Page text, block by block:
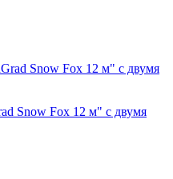
Snow Fox 12 м" с двумя